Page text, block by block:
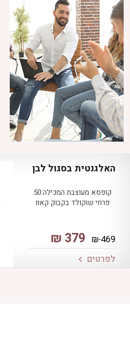
האלגנטית בסגול לבן
קופסא מעוצבת המכילה:50
פרחי שוקולד בקבוק קאוו
₪ 469
₪ 379
לפרטים